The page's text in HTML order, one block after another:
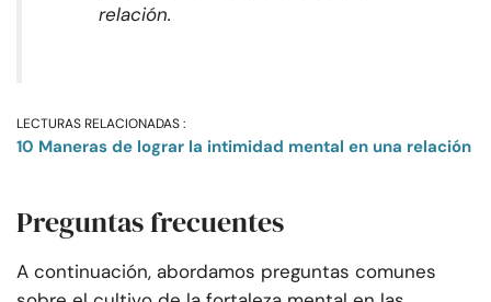
relación.
LECTURAS RELACIONADAS :
10 Maneras de lograr la intimidad mental en una relación
Preguntas frecuentes
A continuación, abordamos preguntas comunes